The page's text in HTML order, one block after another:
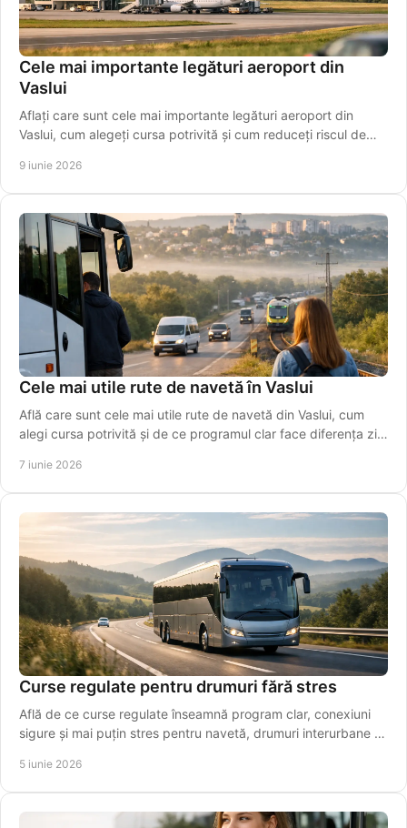
Cele mai importante legături aeroport din
Vaslui
Aflați care sunt cele mai importante legături aeroport din
Vaslui, cum alegeți cursa potrivită și cum reduceți riscul de
9 iunie 2026
Cele mai utile rute de navetă în Vaslui
Află care sunt cele mai utile rute de navetă din Vaslui, cum
alegi cursa potrivită și de ce programul clar face diferența zi
7 iunie 2026
Curse regulate pentru drumuri fără stres
Află de ce curse regulate înseamnă program clar, conexiuni
sigure și mai puțin stres pentru navetă, drumuri interurbane și
5 iunie 2026